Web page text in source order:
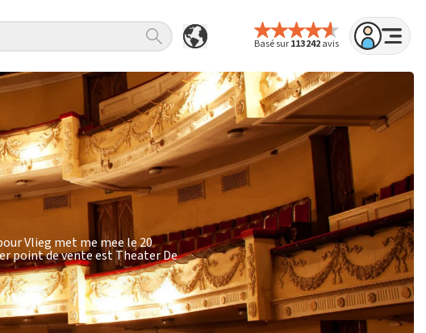
Basé sur113 242avis
Vlieg met me mee le 20
point de vente est Theater De